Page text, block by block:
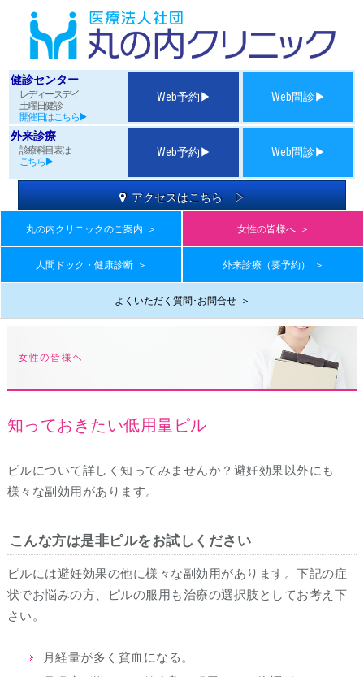
健診センター
レディースデイ
土曜日健診
開催日はこちら▶
Web予約▶ Web問診▶
外来診療
診療科目表は
こちら▶
Web予約▶ Web問診▶
アクセスはこちら ▷
丸の内クリニックのご案内 ＞ 女性の皆様へ ＞
人間ドック・健康診断 ＞ 外来診療（要予約） ＞
よくいただく質問･お問合せ ＞
知っておきたい低用量ピル
ピルについて詳しく知ってみませんか？避妊効果以外にも
様々な副効用があります。
こんな方は是非ピルをお試しください
ピルには避妊効果の他に様々な副効用があります。下記の症
状でお悩みの方、ピルの服用も治療の選択肢としてお考え下
さい。
月経量が多く貧血になる。